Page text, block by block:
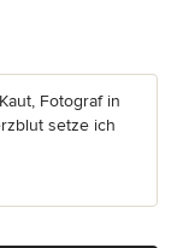
Fotograf in
setze ich